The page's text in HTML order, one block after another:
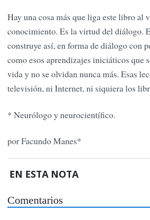
Hay una cosa más que liga este libro al
conocimiento. Es la virtud del diálogo.
construye así, en forma de diálogo con
como esos aprendizajes iniciáticos que
vida y no se olvidan nunca más. Esas
televisión, ni Internet, ni siquiera los
* Neurólogo y neurocientífico.
por Facundo Manes*
EN ESTA NOTA
Comentarios